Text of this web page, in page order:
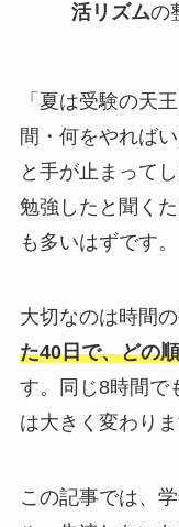
活リズムの
「夏は受験の天
間・何をやれば
と手が止まって
勉強したと聞く
も多いはずです。
大切なのは時間
た40日で、どの
す。同じ8時間で
は大きく変わりま
この記事では、